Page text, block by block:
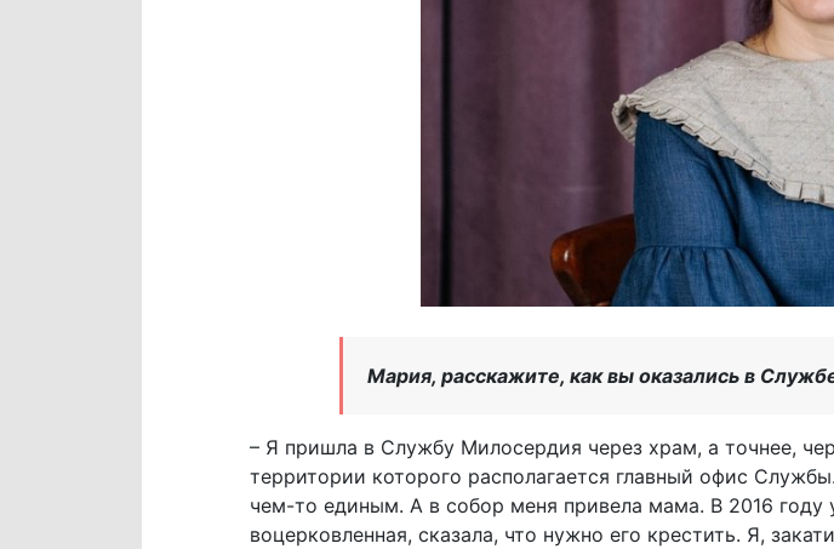
Мария, расскажите, как вы оказались в
– Я пришла в Службу Милосердия через храм, а точнее,
территории которого располагается главный офис
чем-то единым. А в собор меня привела мама. В 2016
воцерковленная, сказала, что нужно его крестить. Я,